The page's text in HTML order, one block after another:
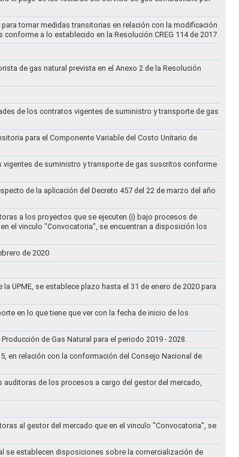
tomar medidas transitorias en relación con la modificación
a lo establecido en la Resolución CREG 114 de 2017
de gas natural prevista en el Anexo 2 de la Resolución
de los contratos vigentes de suministro y transporte de gas
para el Componente Variable del Costo Unitario de
de suministro y transporte de gas suscritos conforme
de la aplicación del Decreto 457 del 22 de marzo del año
a los proyectos que se ejecuten (i) bajo procesos de
el vinculo "Convocatoria", se encuentran a disposición los
de 2020
UPME, se establece plazo hasta el 31 de enero de 2020 para
en lo que tiene que ver con la fecha de inicio de los
de Gas Natural para el periodo 2019 - 2028.
en relación con la conformación del Consejo Nacional de
de los procesos a cargo del gestor del mercado,
al gestor del mercado que en el vinculo "Convocatoria", se
se establecen disposiciones sobre la comercialización de